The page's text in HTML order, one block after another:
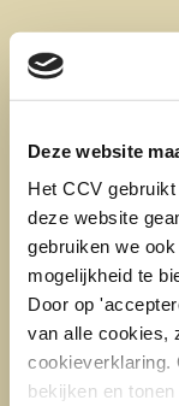
Deze website
Het CCV
deze website
gebruiken we
mogelijkheid te
Door op
van alle cookies,
cookieverklaring.
bekijken en